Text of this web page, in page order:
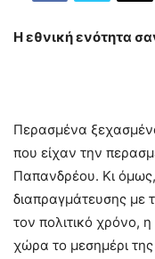
Η εθνική ενότητα
Περασμένα
που είχαν την
Παπανδρέου. Κι
διαπραγμάτευσης με
τον πολιτικό χρόνο,
χώρα το μεσημέρι